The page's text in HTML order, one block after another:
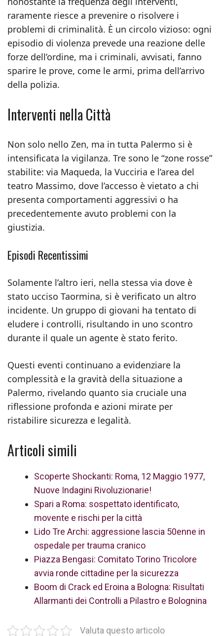
raramente riesce a prevenire o risolvere i
problemi di criminalità. È un circolo vizioso: ogni
episodio di violenza prevede una reazione delle
forze dell’ordine, ma i criminali, avvisati, fanno
sparire le prove, come le armi, prima dell’arrivo
della polizia.
Interventi nella Città
Non solo nello Zen, ma in tutta Palermo si è
intensificata la vigilanza. Tre sono le “zone rosse”
stabilite: via Maqueda, la Vucciria e l’area del
teatro Massimo, dove l’accesso è vietato a chi
presenta comportamenti aggressivi o ha
precedentemente avuto problemi con la
giustizia.
Episodi Recentissimi
Solamente l’altro ieri, nella stessa via dove è
stato ucciso Taormina, si è verificato un altro
incidente. Un gruppo di giovani ha tentato di
eludere i controlli, risultando in uno scontro
durante il quale un agente è stato ferito.
Questi eventi continuano a evidenziare la
complessità e la gravità della situazione a
Palermo, rivelando quanto sia cruciale una
riflessione profonda e azioni mirate per
ristabilire sicurezza e legalità.
Articoli simili
Scoperte Shockanti: Roma, 12 Maggio 1977,
Nuove Indagini Rivoluzionarie!
Spari a Roma: sospettato identificato,
movente e rischi per la città
Lido Tre Archi: aggressione lascia 50enne in
ospedale per trauma cranico
Piazza Bengasi: Comitato Torino Tricolore
avvia ronde cittadine per la sicurezza
Boom di Crack ed Eroina a Bologna: Risultati
Allarmanti dei Controlli a Pilastro e Bolognina
Valuta questo articolo